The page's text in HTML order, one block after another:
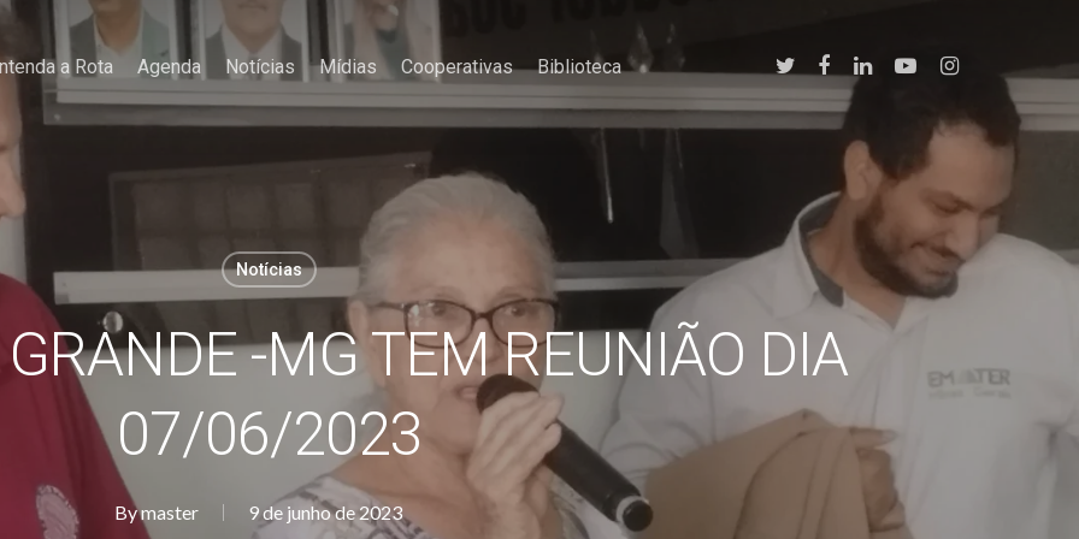
a Rota Agenda Notícias Mídias Cooperativas Biblioteca twitter facebooklinkedinyoutubeinstagram
Notícias
-MG TEM REUNIÃO DIA
07/06/2023
Bymaster 9 de junho de 2023